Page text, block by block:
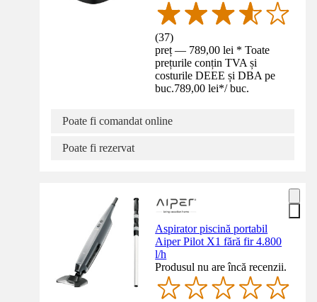
(37)
preț — 789,00 lei * Toate
prețurile conțin TVA și
costurile DEEE și DBA pe
buc.789,00 lei*/ buc.
Poate fi comandat online
Poate fi rezervat
Aspirator piscină portabil
Aiper Pilot X1 fără fir 4.800
l/h
Produsul nu are încă recenzii.